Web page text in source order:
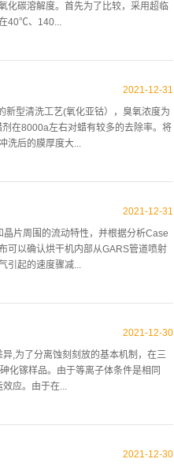
化碳溶解度。首先为了比较，采用超临
40℃、140...
宽比由于用最大长宽比为37.5的示例很
结果表明:6分钟时高宽比为30，8分钟
除量越大，结构的stiction就越小。
余量为850ppm时，长宽比为37.5，
新型清洗工艺(氧化亚钴），臭氧浓度为
在8000a左右对蜡有较多的去除率。将
洗后的膜厚度大...
在短时间内去除蜡，将商用除蜡剂与
去离子水冲洗工艺后仍有厚度大于
代替DI冲洗后，接触角降低，蜡残留
接触角都完全亲水性。为了确认包括
2021-12-31
片周围的流动特性，并根据分析Case
可以确认烘干机内部从GARS管道喷射
引起的速度骤减...
以判断，当下降气流乘坐晶片表面流出
3.1.3中一样，下降到晶片中心的气流
10的下部，在速度转向排气部的过程
3.1.3将气体喷射角降低30度时，管道
2021-12-31
,为了分离蚀刻刻放的基本机制，在三
化镓样品。由于等离子体条件是相同
应。由于在...
，这种影响在硅中比在砷化镓蚀刻速
2021-12-30
2021-12-30